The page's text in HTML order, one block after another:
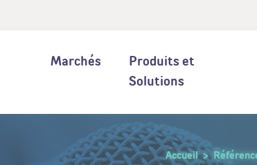
Marchés
Produits et
Solutions
Accueil